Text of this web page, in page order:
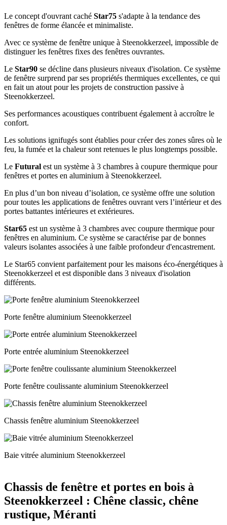
Le concept d'ouvrant caché Star75 s'adapte à la tendance des
fenêtres de forme élancée et minimaliste.
Avec ce système de fenêtre unique à Steenokkerzeel, impossible de
distinguer les fenêtres fixes des fenêtres ouvrantes.
Le Star90 se décline dans plusieurs niveaux d'isolation. Ce système
de fenêtre surprend par ses propriétés thermiques excellentes, ce qui
en fait un atout pour les projets de construction passive à
Steenokkerzeel.
Ses performances acoustiques contribuent également à accroître le
confort.
Les solutions ignifugés sont établies pour créer des zones sûres où le
feu, la fumée et la chaleur sont retenues le plus longtemps possible.
Le Futural est un système à 3 chambres à coupure thermique pour
fenêtres et portes en aluminium à Steenokkerzeel.
En plus d’un bon niveau d’isolation, ce système offre une solution
pour toutes les applications de fenêtres ouvrant vers l’intérieur et des
portes battantes intérieures et extérieures.
Star65 est un système à 3 chambres avec coupure thermique pour
fenêtres en aluminium. Ce système se caractérise par de bonnes
valeurs isolantes associées à une faible profondeur d'encastrement.
Le Star65 convient parfaitement pour les maisons éco-énergétiques à
Steenokkerzeel et est disponible dans 3 niveaux d'isolation
différents.
Porte fenêtre aluminium Steenokkerzeel
Porte entrée aluminium Steenokkerzeel
Porte fenêtre coulissante aluminium Steenokkerzeel
Chassis fenêtre aluminium Steenokkerzeel
Baie vitrée aluminium Steenokkerzeel
Chassis de fenêtre et portes en bois à
Steenokkerzeel : Chêne classic, chêne
rustique, Méranti